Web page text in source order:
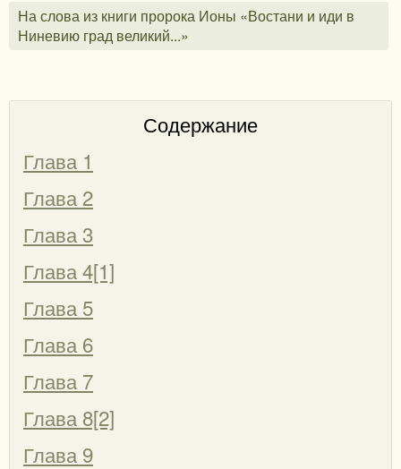
На слова из книги пророка Ионы «Востани и иди в
Ниневию град великий...»
Содержание
Глава 1
Глава 2
Глава 3
Глава 4[1]
Глава 5
Глава 6
Глава 7
Глава 8[2]
Глава 9